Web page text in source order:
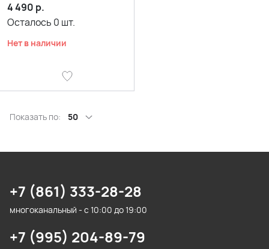
4 490 р.
Осталось 0 шт.
Нет в наличии
Показать по: 50
+7 (861) 333-28-28
многоканальный - с 10:00 до 19:00
+7 (995) 204-89-79